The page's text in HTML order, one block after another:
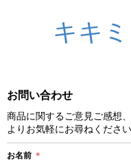
キキ
お問い合わせ
商品に関するご意見ご感想
よりお気軽にお尋ねください
お名前 ＊